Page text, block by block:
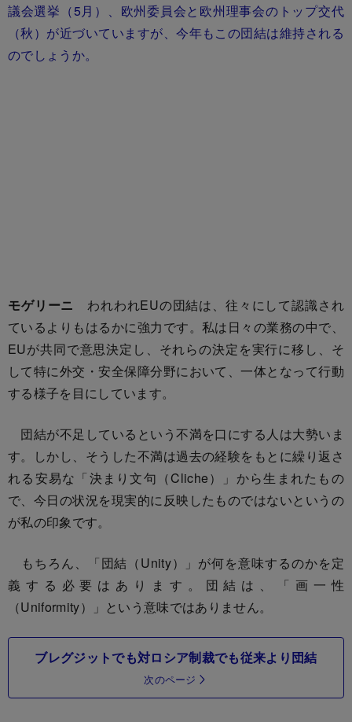
議会選挙（5月）、欧州委員会と欧州理事会のトップ交代
（秋）が近づいていますが、今年もこの団結は維持される
のでしょうか。
モゲリーニ われわれEUの団結は、往々にして認識され
ているよりもはるかに強力です。私は日々の業務の中で、
EUが共同で意思決定し、それらの決定を実行に移し、そ
して特に外交・安全保障分野において、一体となって行動
する様子を目にしています。
団結が不足しているという不満を口にする人は大勢いま
す。しかし、そうした不満は過去の経験をもとに繰り返さ
れる安易な「決まり文句（Cliche）」から生まれたもの
で、今日の状況を現実的に反映したものではないというの
が私の印象です。
もちろん、「団結（Unity）」が何を意味するのかを定
義する必要はあります。団結は、「画一性
（Uniformity）」という意味ではありません。
ブレグジットでも対ロシア制裁でも従来より団結
次のページ